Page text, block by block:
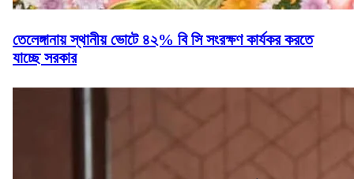
তেলেঙ্গানায় স্থানীয় ভোটে ৪২% বি সি সংরক্ষণ কার্যকর করতে
যাচ্ছে সরকার